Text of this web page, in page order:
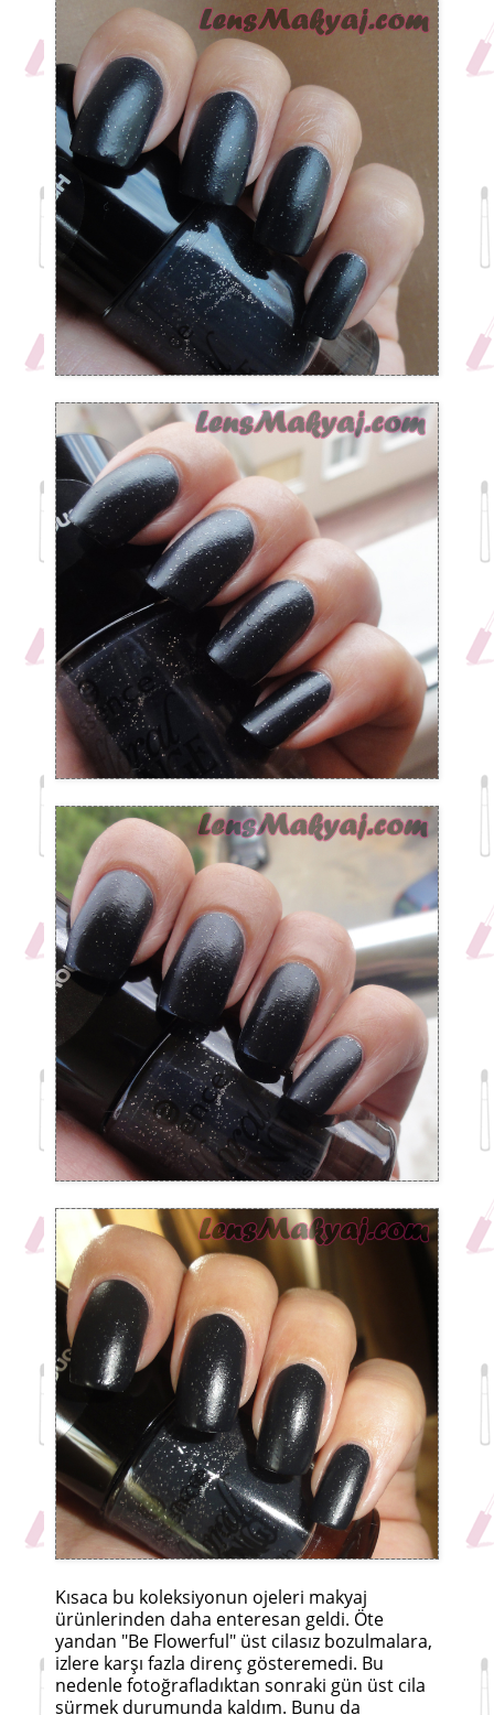
Kısaca bu koleksiyonun ojeleri makyaj
ürünlerinden daha enteresan geldi. Öte
yandan "Be Flowerful" üst cilasız bozulmalara,
izlere karşı fazla direnç gösteremedi. Bu
nedenle fotoğrafladıktan sonraki gün üst cila
sürmek durumunda kaldım. Bunu da